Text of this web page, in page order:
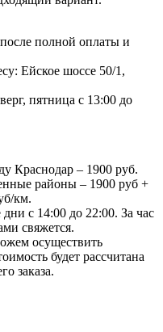
полной оплаты и
Ейское шоссе 50/1,
пятница с 13:00 до
Краснодар – 1900 руб.
районы – 1900 руб +
км.
с 14:00 до 22:00. За час
свяжется.
осуществить
будет рассчитана
заказа.